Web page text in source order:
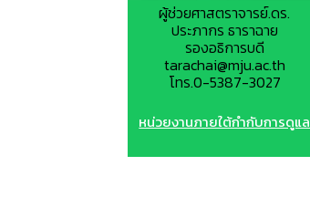
ผู้ช่วยศาสตราจารย์.ดร.
ประภากร ธาราฉาย
รองอธิการบดี
tarachai@mju.ac.th
โทร.0-5387-3027
หน่วยงานภายใต้กำกับการดูแล